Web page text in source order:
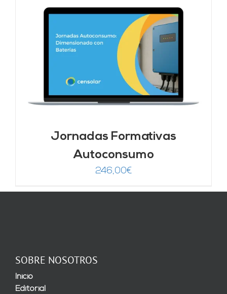
Jornadas Formativas
Autoconsumo
246,00€
SOBRE NOSOTROS
Inicio
Editorial